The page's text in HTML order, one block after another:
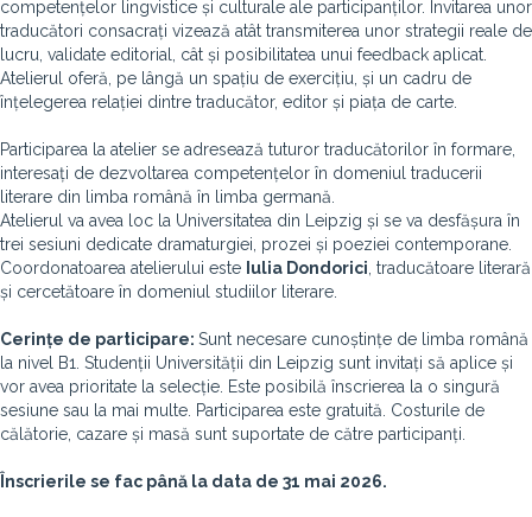
competențelor lingvistice și culturale ale participanților. Invitarea unor
traducători consacrați vizează atât transmiterea unor strategii reale de
lucru, validate editorial, cât și posibilitatea unui feedback aplicat.
Atelierul oferă, pe lângă un spațiu de exercițiu, și un cadru de
înțelegerea relației dintre traducător, editor și piața de carte.
Participarea la atelier se adresează tuturor traducătorilor în formare,
interesați de dezvoltarea competențelor în domeniul traducerii
literare din limba română în limba germană.
Atelierul va avea loc la Universitatea din Leipzig și se va desfășura în
trei sesiuni dedicate dramaturgiei, prozei și poeziei contemporane.
Coordonatoarea atelierului este Iulia Dondorici , traducătoare literară
și cercetătoare în domeniul studiilor literare.
Cerințe de participare: Sunt necesare cunoștințe de limba română
la nivel B1. Studenții Universității din Leipzig sunt invitați să aplice și
vor avea prioritate la selecție. Este posibilă înscrierea la o singură
sesiune sau la mai multe. Participarea este gratuită. Costurile de
călătorie, cazare și masă sunt suportate de către participanți.
Înscrierile se fac până la data de 31 mai 2026.